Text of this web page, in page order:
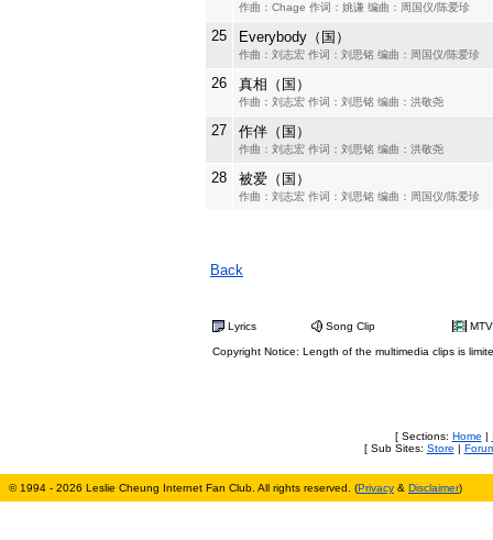
作曲：Chage 作词：姚谦 编曲：周国仪/陈爱珍
25 Everybody（国）
作曲：刘志宏 作词：刘思铭 编曲：周国仪/陈爱珍
26 真相（国）
作曲：刘志宏 作词：刘思铭 编曲：洪敬尧
27 作伴（国）
作曲：刘志宏 作词：刘思铭 编曲：洪敬尧
28 被爱（国）
作曲：刘志宏 作词：刘思铭 编曲：周国仪/陈爱珍
Back
Lyrics Song Clip MTV
Copyright Notice: Length of the multimedia clips is
[ Sections: Home |
[ Sub Sites: Store |
© 1994 - 2026 Leslie Cheung Internet Fan Club. All rights reserved. (Privacy & Disclaimer)